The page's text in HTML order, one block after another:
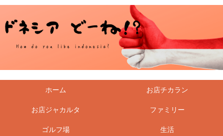
ホーム お店チカラン
お店ジャカルタ ファミリー
ゴルフ場 生活